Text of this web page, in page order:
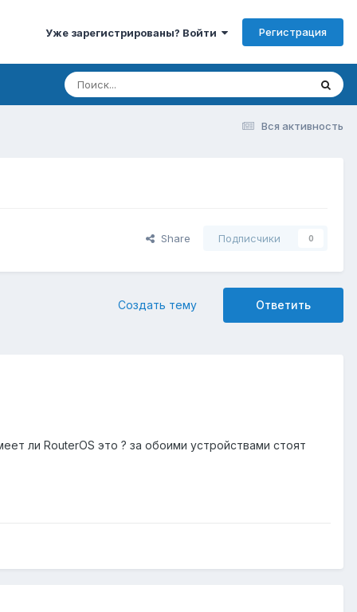
Уже зарегистрированы? Войти Регистрация
Вся активность
Share Подписчики 0
Ответить
Создать тему
ли RouterOS это ? за обоими устройствами стоят